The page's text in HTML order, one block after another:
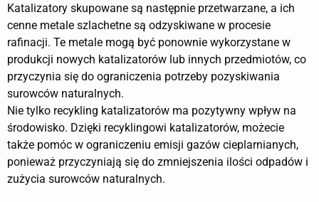
Katalizatory skupowane są następnie przetwarzane, a ich
cenne metale szlachetne są odzyskiwane w procesie
rafinacji. Te metale mogą być ponownie wykorzystane w
produkcji nowych katalizatorów lub innych przedmiotów, co
przyczynia się do ograniczenia potrzeby pozyskiwania
surowców naturalnych.
Nie tylko recykling katalizatorów ma pozytywny wpływ na
środowisko. Dzięki recyklingowi katalizatorów, możecie
także pomóc w ograniczeniu emisji gazów cieplarnianych,
ponieważ przyczyniają się do zmniejszenia ilości odpadów i
zużycia surowców naturalnych.